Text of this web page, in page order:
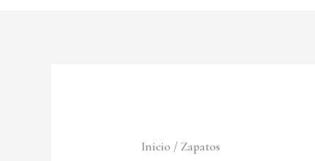
Inicio / Zapatos